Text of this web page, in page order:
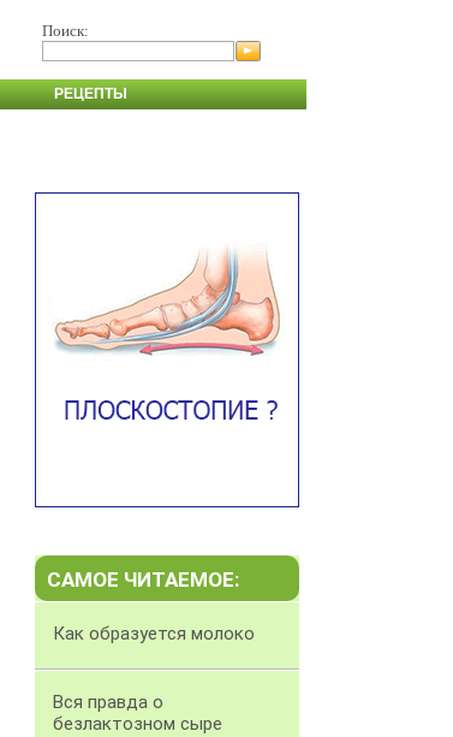
Поиск:
РЕЦЕПТЫ
САМОЕ ЧИТАЕМОЕ:
Как образуется молоко
Вся правда о
безлактозном сыре